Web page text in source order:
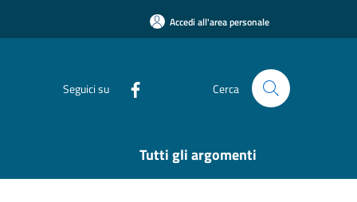
Accedi all'area personale
Seguici su Cerca
Tutti gli argomenti